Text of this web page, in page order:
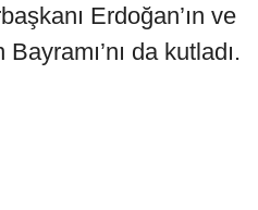
Erdoğan’ın ve
da kutladı.